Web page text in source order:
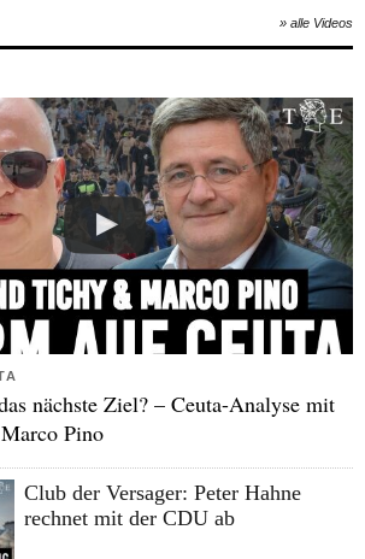
» alle Videos
nächste Ziel? – Ceuta-Analyse mit
Pino
Club der Versager: Peter Hahne
rechnet mit der CDU ab